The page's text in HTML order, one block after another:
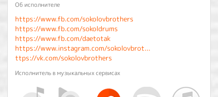
Об исполнителе
https://www.fb.com/sokolovbrothers
https://www.fb.com/sokoldrums
https://www.fb.com/daetotak
https://www.instagram.com/sokolovbrot...
ttps://vk.com/sokolovbrothers
Исполнитель в музыкальных сервисах